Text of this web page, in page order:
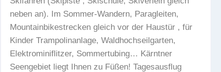
neben an). Im Sommer-Wandern, Paragleiten,
Mountainbikestrecken gleich vor der Haustür , für
Kinder Trampolinanlage, Waldhochseilgarten,
Elektrominiflitzer, Sommertubing… Kärntner
Seengebiet liegt Ihnen zu Füßen! Tagesausflug